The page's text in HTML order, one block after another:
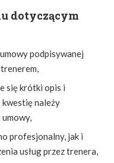
dotyczącym
podpisywanej
się krótki opis i
kwestię należy
profesjonalny, jak i
usług przez trenera,